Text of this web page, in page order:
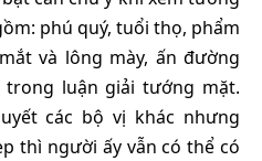
phú quý, tuổi thọ, phẩm
và lông mày, ấn đường
luận giải tướng mặt.
các bộ vị khác nhưng
thì người ấy vẫn có thể có